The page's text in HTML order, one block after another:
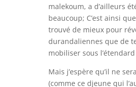
malekoum, a d’ailleurs
beaucoup; C’est ainsi
trouvé de mieux pour
durandaliennes que de
mobiliser sous
Mais j’espère qu’il ne
(comme ce djeune qui